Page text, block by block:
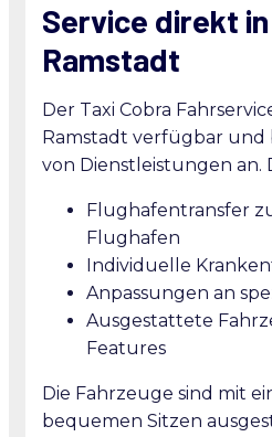
Service direkt
Ramstadt
Der Taxi Cobra
Ramstadt verfügbar und
von Dienstleistungen an.
Flughafentransfer
Flughafen
Individuelle
Anpassungen an
Ausgestattete
Features
Die Fahrzeuge sind mit
bequemen Sitzen